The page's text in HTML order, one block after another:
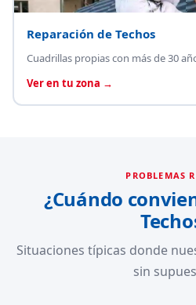
Reparación de Techos
Cuadrillas propias con más de 30
Ver en tu zona →
PROBLEMAS
¿Cuándo
Situaciones típicas donde
sin